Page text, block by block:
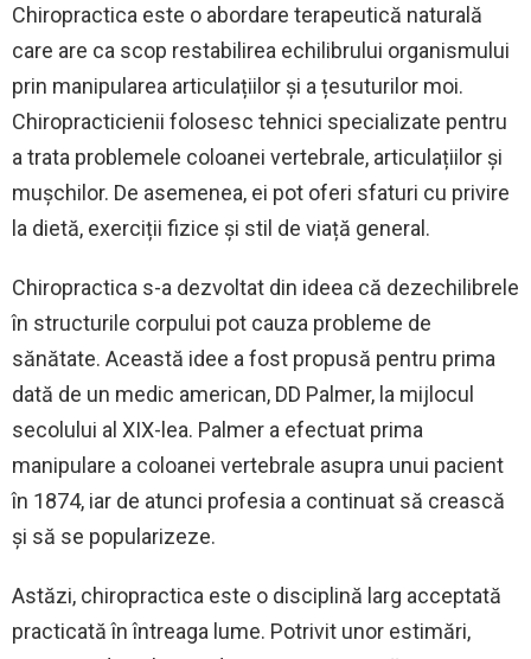
Chiropractica este o abordare terapeutică naturală
care are ca scop restabilirea echilibrului organismului
prin manipularea articulațiilor și a țesuturilor moi.
Chiropracticienii folosesc tehnici specializate pentru
a trata problemele coloanei vertebrale, articulațiilor și
mușchilor. De asemenea, ei pot oferi sfaturi cu privire
la dietă, exerciții fizice și stil de viață general.
Chiropractica s-a dezvoltat din ideea că dezechilibrele
în structurile corpului pot cauza probleme de
sănătate. Această idee a fost propusă pentru prima
dată de un medic american, DD Palmer, la mijlocul
secolului al XIX-lea. Palmer a efectuat prima
manipulare a coloanei vertebrale asupra unui pacient
în 1874, iar de atunci profesia a continuat să crească
și să se popularizeze.
Astăzi, chiropractica este o disciplină larg acceptată
practicată în întreaga lume. Potrivit unor estimări,